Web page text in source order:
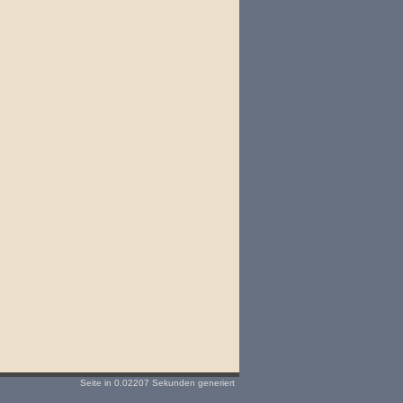
Seite in 0.02207 Sekunden generiert